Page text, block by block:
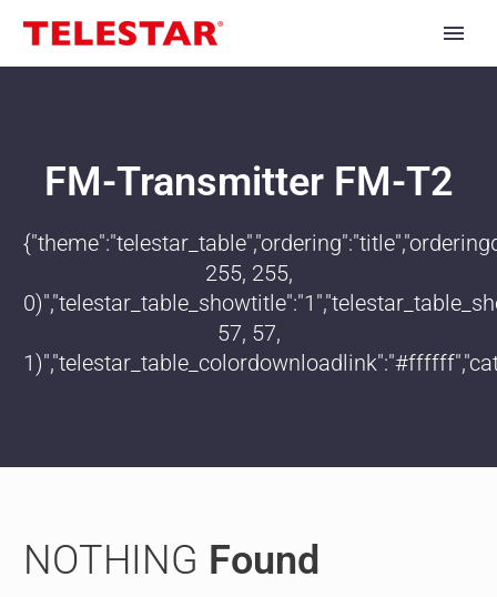
FM-Transmitter FM-T2
255, 255,
57, 57,
NOTHING Found